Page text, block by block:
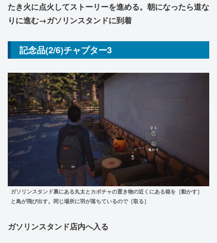
たき火に点火してストーリーを進める。朝になったら道な
りに進む→ガソリンスタンドに到着
記念品(2/6)チャプター3
ガソリンスタンド裏にある丸太とカボチャの置き物の近くにある箱を［動かす］
と鳥が飛び出す。同じ場所に羽が落ちているので［取る］
ガソリンスタンド店内へ入る